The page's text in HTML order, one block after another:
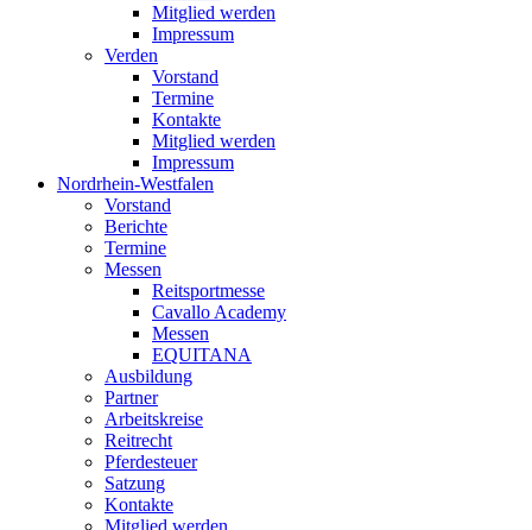
Mitglied werden
Impressum
Verden
Vorstand
Termine
Kontakte
Mitglied werden
Impressum
Nordrhein-Westfalen
Vorstand
Berichte
Termine
Messen
Reitsportmesse
Cavallo Academy
Messen
EQUITANA
Ausbildung
Partner
Arbeitskreise
Reitrecht
Pferdesteuer
Satzung
Kontakte
Mitglied werden